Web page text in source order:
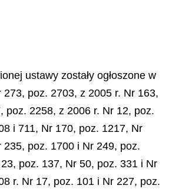
ustawy zostały ogłoszone w
273, poz. 2703, z 2005 r. Nr 163,
poz. 2258, z 2006 r. Nr 12, poz.
i 711, Nr 170, poz. 1217, Nr
235, poz. 1700 i Nr 249, poz.
poz. 137, Nr 50, poz. 331 i Nr
r. Nr 17, poz. 101 i Nr 227, poz.